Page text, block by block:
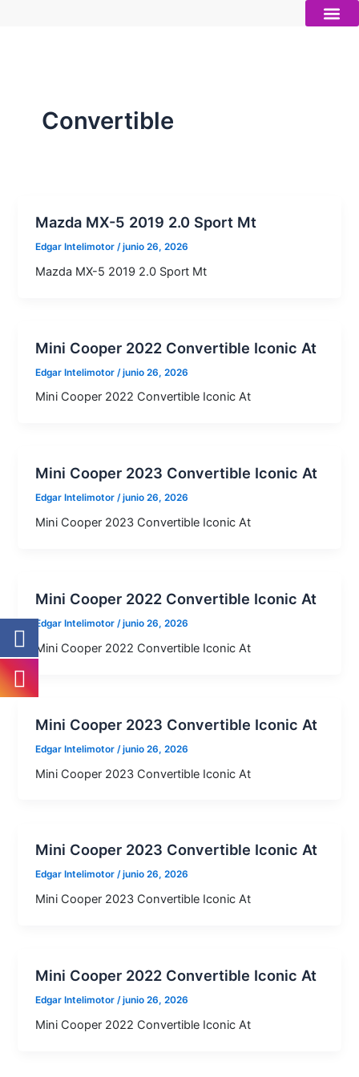
Convertible
Mazda MX-5 2019 2.0 Sport Mt
Edgar Intelimotor/junio 26, 2026
Mazda MX-5 2019 2.0 Sport Mt
Mini Cooper 2022 Convertible Iconic At
Edgar Intelimotor /junio 26, 2026
Mini Cooper 2022 Convertible Iconic At
Mini Cooper 2023 Convertible Iconic At
Edgar Intelimotor/junio 26, 2026
Mini Cooper 2023 Convertible Iconic At
Mini Cooper 2022 Convertible Iconic At
Edgar Intelimotor/junio 26, 2026
Mini Cooper 2022 Convertible Iconic At
Mini Cooper 2023 Convertible Iconic At
Edgar Intelimotor /junio 26, 2026
Mini Cooper 2023 Convertible Iconic At
Mini Cooper 2023 Convertible Iconic At
Edgar Intelimotor/junio 26, 2026
Mini Cooper 2023 Convertible Iconic At
Mini Cooper 2022 Convertible Iconic At
Edgar Intelimotor/junio 26, 2026
Mini Cooper 2022 Convertible Iconic At